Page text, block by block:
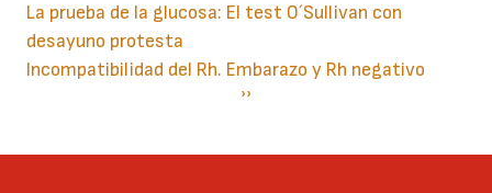
La prueba de la glucosa: El test O´Sullivan con
desayuno protesta
Incompatibilidad del Rh. Embarazo y Rh negativo
Siguiente
››